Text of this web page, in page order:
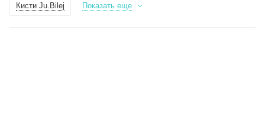
Кисти Ju.Bilej Показать еще